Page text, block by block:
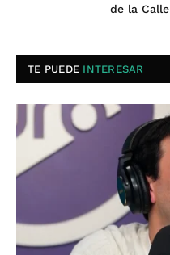
de la Calle
TE PUEDE INTERESAR